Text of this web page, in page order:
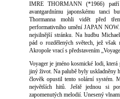
IMRE THORMANN (*1966) patří
avantgardnímu japonskému tanci
Thormanna mohli vidět před
performativního umění JAPAN
nejsilnější stránku. Na hudbu
pád o rozdělených světech, jež
Akropole vrací s představením
Voyager je jméno kosmické lodi,
jiný život. Na palubě byly uskladněny
člověk opustil tento solární systém.
největších hitů. Ještě jednou si
zapomenutých melodií. Unesený